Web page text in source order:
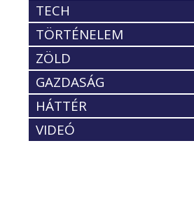
TECH
TÖRTÉNELEM
ZÖLD
GAZDASÁG
HÁTTÉR
VIDEÓ